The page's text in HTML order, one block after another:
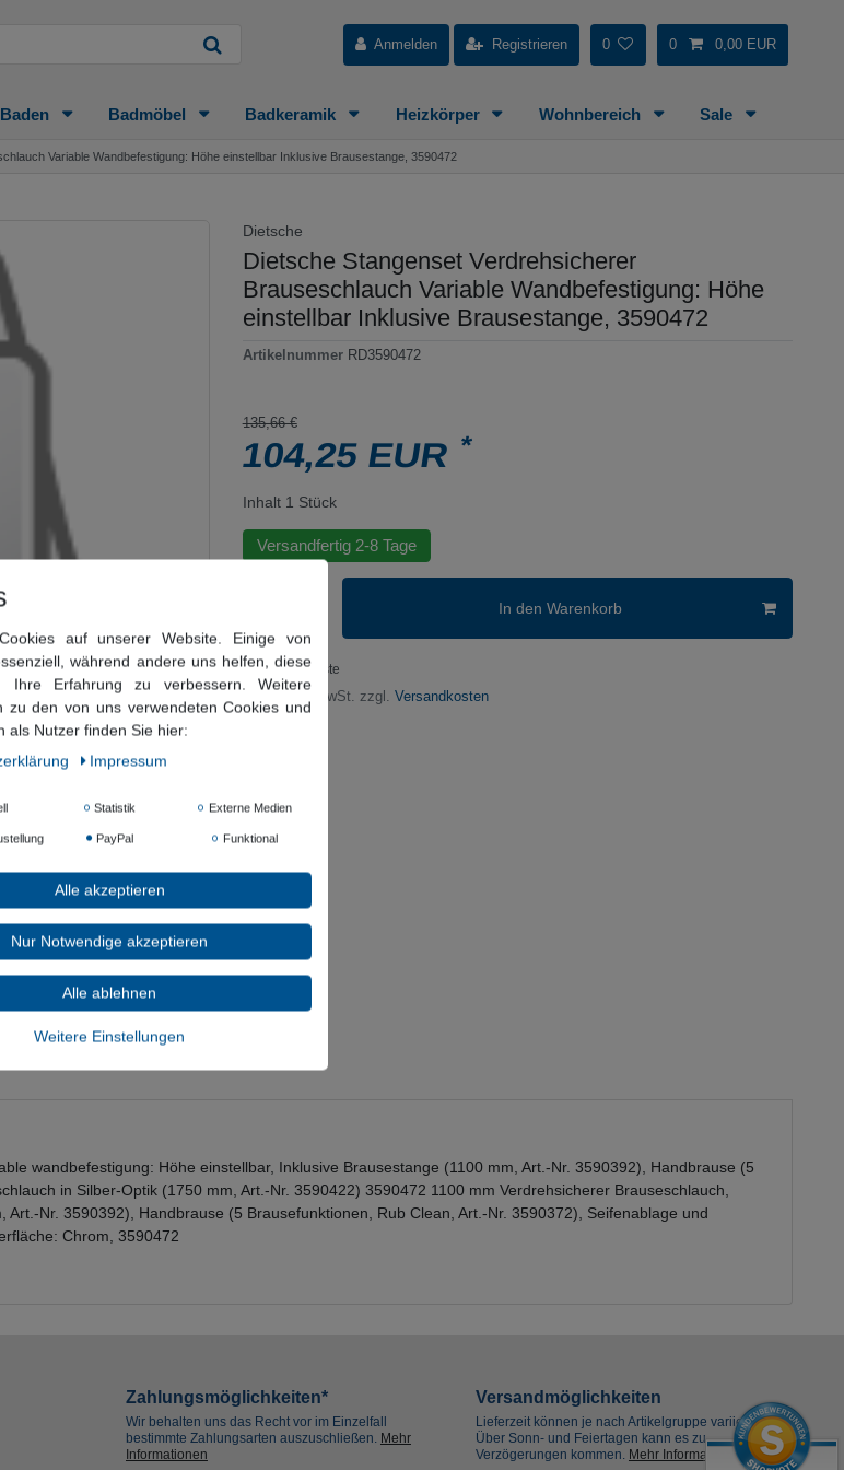
Anmelden Registrieren 0 0 0,00 EUR
Baden Badmöbel Badkeramik Heizkörper Wohnbereich Sale
Variable Wandbefestigung: Höhe einstellbar Inklusive Brausestange, 3590472
Dietsche
Dietsche Stangenset Verdrehsicherer
Brauseschlauch Variable Wandbefestigung: Höhe
einstellbar Inklusive Brausestange, 3590472
Artikelnummer RD3590472
135,66 €
104,25 EUR*
Inhalt 1 Stück
Versandfertig 2-8 Tage
In den Warenkorb
Wunschliste
* inkl. ges. MwSt. zzgl.
Versandkosten
wandbefestigung: Höhe einstellbar, Inklusive Brausestange (1100 mm, Art.-Nr. 3590392), Handbrause (5
in Silber-Optik (1750 mm, Art.-Nr. 3590422) 3590472 1100 mm Verdrehsicherer Brauseschlauch,
Nr. 3590392), Handbrause (5 Brausefunktionen, Rub Clean, Art.-Nr. 3590372), Seifenablage und
Chrom, 3590472
Zahlungsmöglichkeiten*
Wir behalten uns das Recht vor im Einzelfall
bestimmte Zahlungsarten auszuschließen. Mehr
Informationen
Versandmöglichkeiten
Lieferzeit können je nach Artikelgruppe variieren.
Über Sonn- und Feiertagen kann es zu
Verzögerungen kommen. Mehr Informationen
auf unserer Website. Einige von
während andere uns helfen, diese
Ihre Erfahrung zu verbessern. Weitere
zu den von uns verwendeten Cookies und
als Nutzer finden Sie hier:
Impressum
Statistik Externe Medien
PayPal Funktional
Alle akzeptieren
Nur Notwendige akzeptieren
Alle ablehnen
Weitere Einstellungen